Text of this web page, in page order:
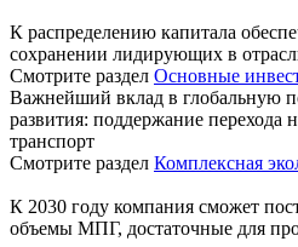
К распределению капитала
сохранении лидирующих в
Смотрите раздел Основные
Важнейший вклад в глобальную
развития: поддержание перехода
транспорт
Смотрите раздел Комплексная
К 2030 году компания сможет
объемы МПГ, достаточные для